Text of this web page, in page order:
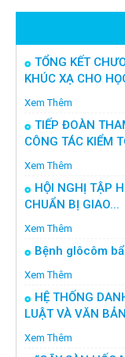
TỔNG KẾT
KHÚC XẠ CHO
Xem Thêm
TIẾP ĐOÀN
CÔNG TÁC KIỂM
Xem Thêm
HỘI NGHỊ TẬP
CHUẨN BỊ GIAO...
Xem Thêm
Bệnh glôcôm
Xem Thêm
HỆ THỐNG
LUẬT VÀ VĂN
Xem Thêm